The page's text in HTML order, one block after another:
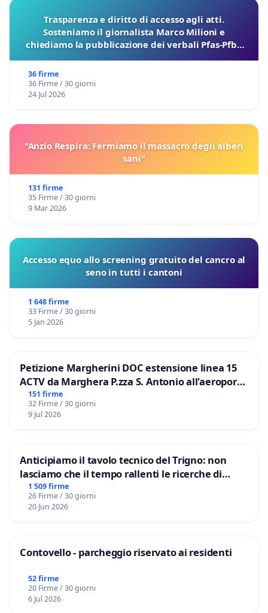
Trasparenza e diritto di accesso agli atti.
Sosteniamo il giornalista Marco Milioni e
chiediamo la pubblicazione dei verbali Pfas-Pfba
36 firme
36 Firme / 30 giorni
24 Jul 2026
"Anzio Respira: Fermiamo il massacro degli alberi
sani"
131 firme
35 Firme / 30 giorni
9 Mar 2026
Accesso equo allo screening gratuito del cancro al
seno in tutti i cantoni
1 648 firme
33 Firme / 30 giorni
5 Jan 2026
Petizione Margherini DOC estensione linea 15
ACTV da Marghera P.zza S. Antonio all'aeroporto
Marco Polo tariffa a € 1,50
151 firme
32 Firme / 30 giorni
9 Jul 2026
Anticipiamo il tavolo tecnico del Trigno: non
lasciamo che il tempo rallenti le ricerche di
Domenico Racanati
1 509 firme
26 Firme / 30 giorni
20 Jun 2026
Contovello - parcheggio riservato ai residenti
52 firme
20 Firme / 30 giorni
6 Jul 2026